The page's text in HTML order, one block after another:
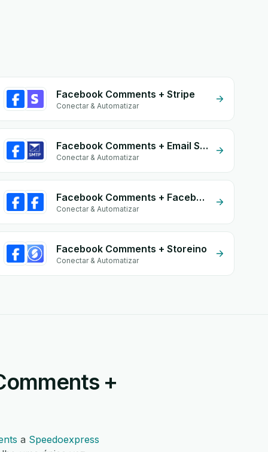
Facebook Comments + Stripe
Conectar & Automatizar
Facebook Comments + Email SMTP
Conectar & Automatizar
Facebook Comments + Facebook Commerce
Conectar & Automatizar
Facebook Comments + Storeino
Conectar & Automatizar
+
a Speedoexpress